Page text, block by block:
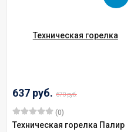
637 руб. 670 руб.
(0)
Техническая горелка Палир